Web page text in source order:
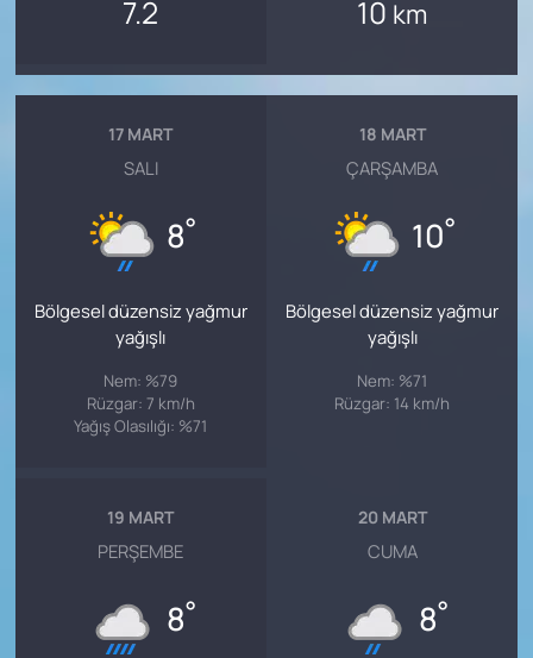
7.2 10 km
17 MART
SALI
8°
Bölgesel düzensiz yağmur
yağışlı
Nem: %79
Rüzgar: 7 km/h
Yağış Olasılığı: %71
18 MART
ÇARŞAMBA
10°
Bölgesel düzensiz yağmur
yağışlı
Nem: %71
Rüzgar: 14 km/h
19 MART
PERŞEMBE
8°
20 MART
CUMA
8°